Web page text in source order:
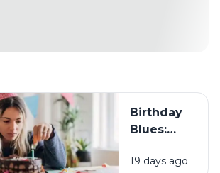
Birthday
Blues:
Sebagian
19 days ago